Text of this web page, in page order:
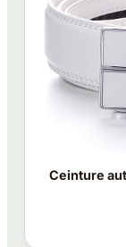
Ceinture